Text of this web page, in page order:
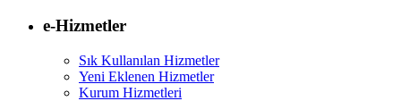
e-Hizmetler
Sık Kullanılan Hizmetler
Yeni Eklenen Hizmetler
Kurum Hizmetleri